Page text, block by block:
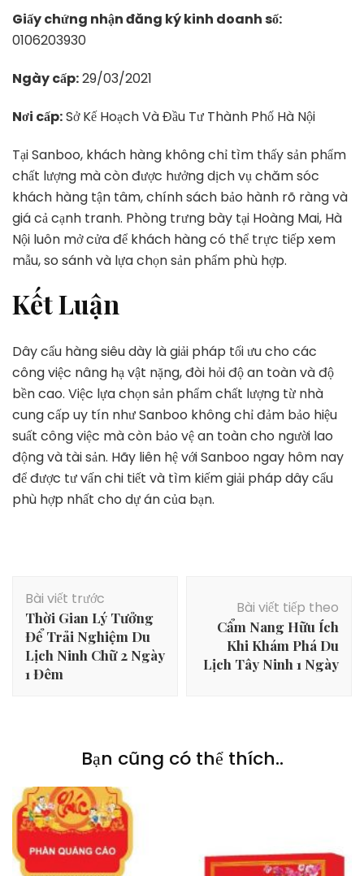
Giấy chứng nhận đăng ký kinh doanh số:
0106203930
Ngày cấp:29/03/2021
Nơi cấp:Sở Kế Hoạch Và Đầu Tư Thành Phố Hà Nội
Tại Sanboo, khách hàng không chỉ tìm thấy sản phẩm
chất lượng mà còn được hưởng dịch vụ chăm sóc
khách hàng tận tâm, chính sách bảo hành rõ ràng và
giá cả cạnh tranh. Phòng trưng bày tại Hoàng Mai, Hà
Nội luôn mở cửa để khách hàng có thể trực tiếp xem
mẫu, so sánh và lựa chọn sản phẩm phù hợp.
Kết Luận
Dây cẩu hàng siêu dày là giải pháp tối ưu cho các
công việc nâng hạ vật nặng, đòi hỏi độ an toàn và độ
bền cao. Việc lựa chọn sản phẩm chất lượng từ nhà
cung cấp uy tín như Sanboo không chỉ đảm bảo hiệu
suất công việc mà còn bảo vệ an toàn cho người lao
động và tài sản. Hãy liên hệ với Sanboo ngay hôm nay
để được tư vấn chi tiết và tìm kiếm giải pháp dây cẩu
phù hợp nhất cho dự án của bạn.
Điều
hướng
bài
viết
Bài viết trước
Thời Gian Lý Tưởng
Để Trải Nghiệm Du
Lịch Ninh Chữ 2 Ngày
1 Đêm
Bài viết tiếp theo
Cẩm Nang Hữu Ích
Khi Khám Phá Du
Lịch Tây Ninh 1 Ngày
Bạn cũng có thể thích..